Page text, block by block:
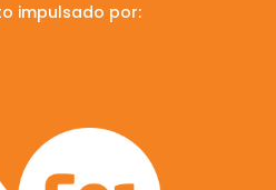
impulsado por: